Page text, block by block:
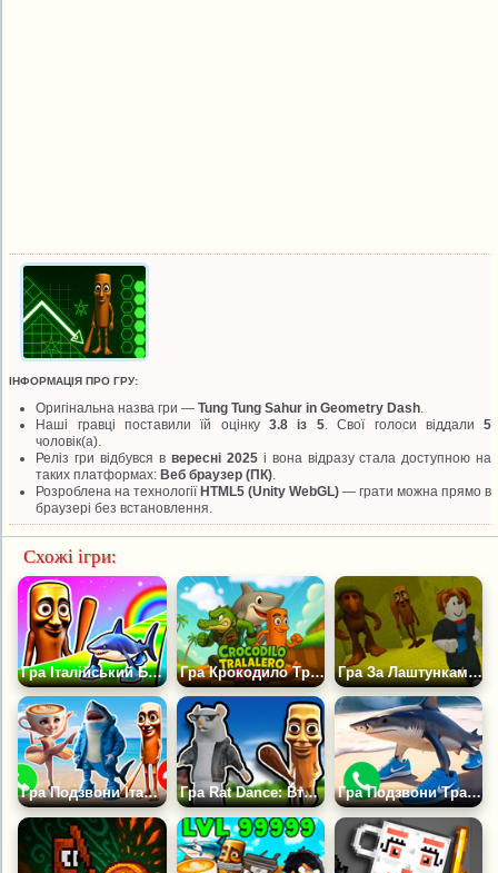
ІНФОРМАЦІЯ ПРО ГРУ:
Оригінальна назва гри —Tung Tung Sahur in Geometry Dash
Наші гравці поставили їй оцінку3.8 із 5. Свої голоси віддали5
чоловік(а).
Реліз гри відбувся в вересні 2025і вона відразу стала доступною на
таких платформах:Веб браузер (ПК)
Розроблена на технологіїHTML5 (Unity WebGL) — грати можна прямо в
браузері без встановлення.
Схожі ігри:
Гра Італійський Брейнрот: Паркур на Виживання на Двох Гра Крокодило Тралалеро Ран Гра За Лаштунками: Втеча Від Нейро Тварин
Гра Подзвони Італійським Тваринам Гра Rat Dance: Втеча Від Мемів Гра Подзвони Тралалело Тралалала Просто Зараз